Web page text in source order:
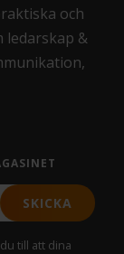
och
ledarskap &
SKICKA
till att dina